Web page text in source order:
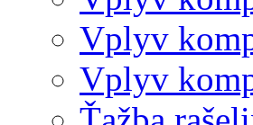
Vplyv
Vplyv